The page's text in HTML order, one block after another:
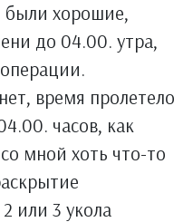
были хорошие,
до 04.00. утра,
время пролетело
часов, как
мной хоть что-то
или 3 укола